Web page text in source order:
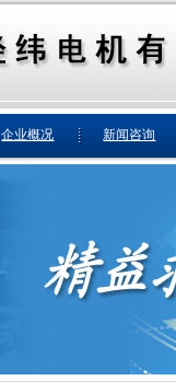
企业概况 新闻咨询